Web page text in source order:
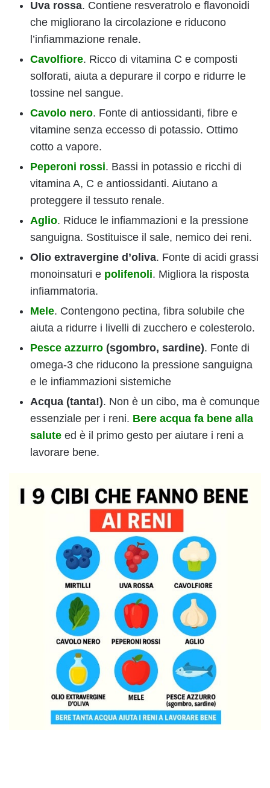
Uva rossa. Contiene resveratrolo e flavonoidi
che migliorano la circolazione e riducono
l’infiammazione renale.
Cavolfiore. Ricco di vitamina C e composti
solforati, aiuta a depurare il corpo e ridurre le
tossine nel sangue.
Cavolo nero. Fonte di antiossidanti, fibre e
vitamine senza eccesso di potassio. Ottimo
cotto a vapore.
Peperoni rossi. Bassi in potassio e ricchi di
vitamina A, C e antiossidanti. Aiutano a
proteggere il tessuto renale.
Aglio. Riduce le infiammazioni e la pressione
sanguigna. Sostituisce il sale, nemico dei reni.
Olio extravergine d’oliva. Fonte di acidi grassi
monoinsaturi e polifenoli. Migliora la risposta
infiammatoria.
Mele. Contengono pectina, fibra solubile che
aiuta a ridurre i livelli di zucchero e colesterolo.
Pesce azzurro (sgombro, sardine). Fonte di
omega-3 che riducono la pressione sanguigna
e le infiammazioni sistemiche
Acqua (tanta!). Non è un cibo, ma è comunque
essenziale per i reni. Bere acqua fa bene alla
salute ed è il primo gesto per aiutare i reni a
lavorare bene.